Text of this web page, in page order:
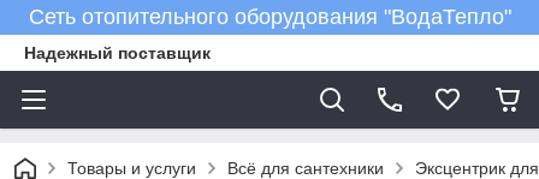
Сеть отопительного оборудования "ВодаТепло"
Надежный поставщик
Товары и услуги Всё для сантехники Эксцентрик